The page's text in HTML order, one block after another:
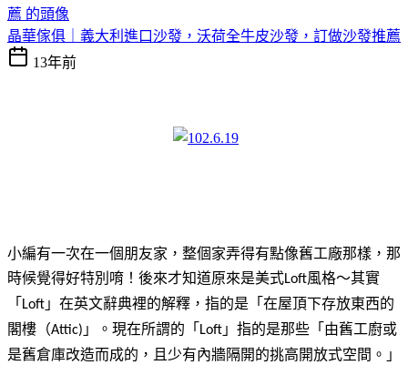
晶華傢俱｜義大利進口沙發，沃荷全牛皮沙發，訂做沙發推薦
13年前
小編有一次在一個朋友家，整個家弄得有點像舊工廠那樣，那
時候覺得好特別唷！後來才知道原來是美式Loft風格～其實
「Loft 」在英文辭典裡的解釋，指的是「在屋頂下存放東西的
閣樓（Attic) 」。現在所謂的「Loft 」指的是那些「由舊工廚或
是舊倉庫改造而成的，且少有內牆隔開的挑高開放式空間。」